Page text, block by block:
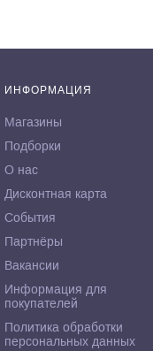
ИНФОРМАЦИЯ
Магазины
Подборки
О нас
Дисконтная карта
События
Партнёры
Вакансии
Информация для
покупателей
Политика обработки
персональных данных